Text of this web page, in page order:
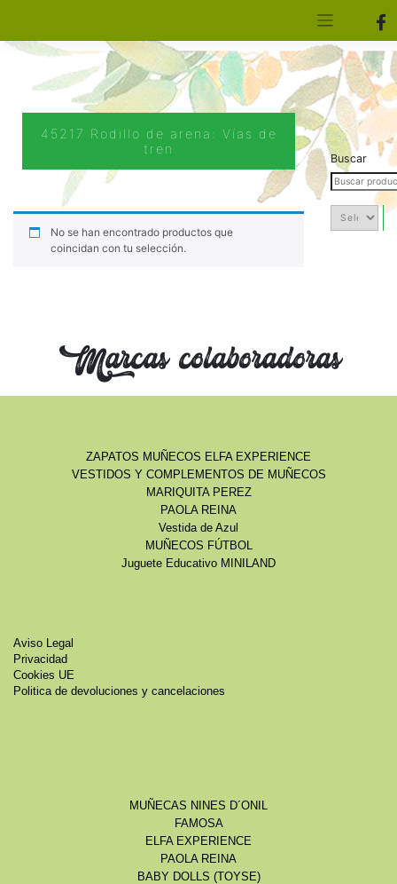
45217 Rodillo de arena: Vías de
tren
No se han encontrado productos que
coincidan con tu selección.
Buscar
Marcas colaboradoras
ZAPATOS MUÑECOS ELFA EXPERIENCE
VESTIDOS Y COMPLEMENTOS DE MUÑECOS
MARIQUITA PEREZ
PAOLA REINA
Vestida de Azul
MUÑECOS FÚTBOL
Juguete Educativo MINILAND
Aviso Legal
Privacidad
Cookies UE
Politica de devoluciones y cancelaciones
MUÑECAS NINES D´ONIL
FAMOSA
ELFA EXPERIENCE
PAOLA REINA
BABY DOLLS (TOYSE)